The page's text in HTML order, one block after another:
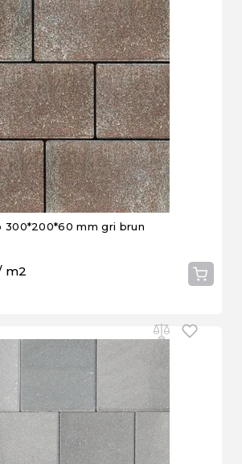
300*200*60 mm gri brun
m2